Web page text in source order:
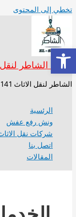
تخطي إلى المحتوى
شركة الشاطر لنقل
الشاطر لنقل الاثاث 01010553141
الرئسية
ونش رفع عفش
شركات نقل
اتصل بنا
المقالات
Open toolbar